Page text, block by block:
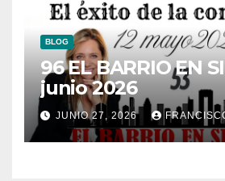
BLOG
96 EL BARRIO EN
junio 2026
JUNIO 27, 2026